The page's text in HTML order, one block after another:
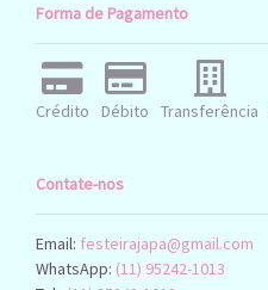
Forma de Pagamento
Crédito Débito Transferência
Contate-nos
Email: festeirajapa@gmail.com
WhatsApp: (11) 95242-1013